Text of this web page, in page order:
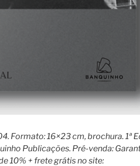
Formato: 16×23 cm, brochura. 1ª
Publicações. Pré-venda:
10% + frete grátis no site: